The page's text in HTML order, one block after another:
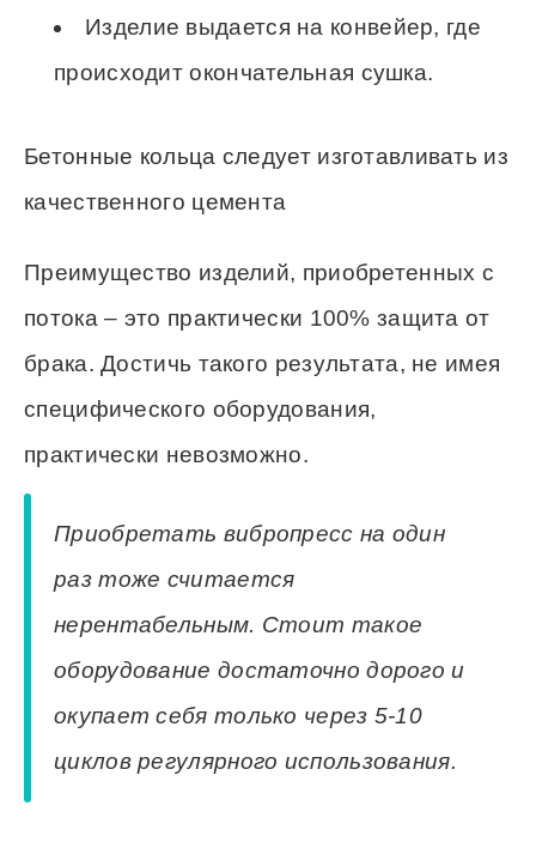
Изделие выдается на конвейер, где
происходит окончательная сушка.
Бетонные кольца следует изготавливать из
качественного цемента
Преимущество изделий, приобретенных с
потока – это практически 100% защита от
брака. Достичь такого результата, не имея
специфического оборудования,
практически невозможно.
Приобретать вибропресс на один
раз тоже считается
нерентабельным. Стоит такое
оборудование достаточно дорого и
окупает себя только через 5-10
циклов регулярного использования.